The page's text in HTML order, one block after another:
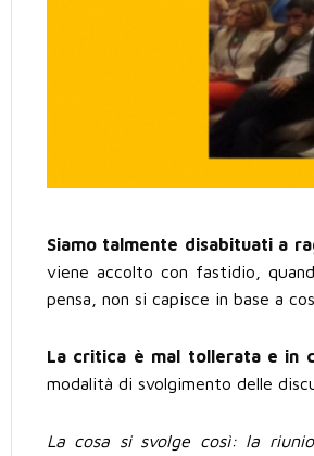
Siamo talmente disabituati a
viene accolto con fastidio,
pensa, non si capisce in base a
La critica è mal tollerata e in
modalità di svolgimento delle
La cosa si svolge così: la